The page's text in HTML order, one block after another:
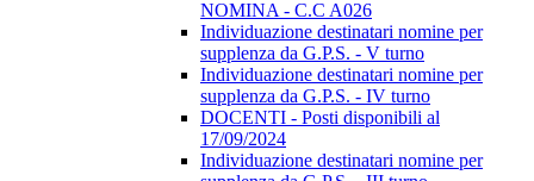
NOMINA - C.C A026
Individuazione destinatari nomine per
supplenza da G.P.S. - V turno
Individuazione destinatari nomine per
supplenza da G.P.S. - IV turno
DOCENTI - Posti disponibili al
17/09/2024
Individuazione destinatari nomine per